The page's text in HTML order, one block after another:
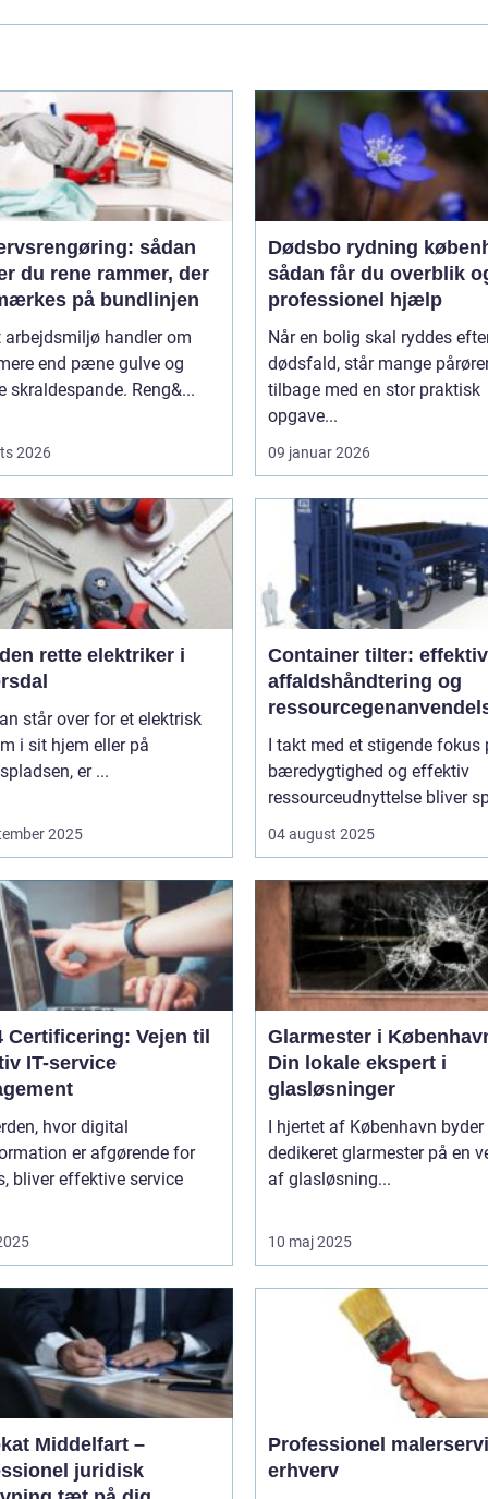
sådan
du rene rammer, der
på bundlinjen
arbejdsmiljø handler om
end pæne gulve og
skraldespande. Reng&...
2026
Dødsbo rydning
sådan får du overblik
professionel hjælp
Når en bolig skal ryddes
dødsfald, står mange
tilbage med en stor praktisk
opgave...
09 januar 2026
rette elektriker i
står over for et elektrisk
i sit hjem eller på
er ...
2025
Container tilter:
affaldshåndtering og
I takt med et stigende fokus
bæredygtighed og effektiv
ressourceudnyttelse bliver
04 august 2025
Certificering: Vejen til
IT-service
hvor digital
er afgørende for
bliver effektive service
Glarmester i
Din lokale ekspert i
glasløsninger
I hjertet af København byder
dedikeret glarmester på en
af glasløsning...
10 maj 2025
Middelfart –
juridisk
Professionel
erhverv